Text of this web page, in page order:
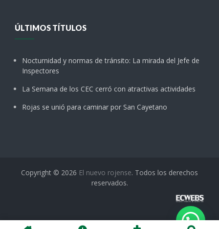
ÚLTIMOS TÍTULOS
Nocturnidad y normas de tránsito: La mirada del Jefe de
Inspectores
La Semana de los CEC cerró con atractivas actividades
Rojas se unió para caminar por San Cayetano
Copyright © 2026 El nuevo rojense. Todos los derechos
reservados.